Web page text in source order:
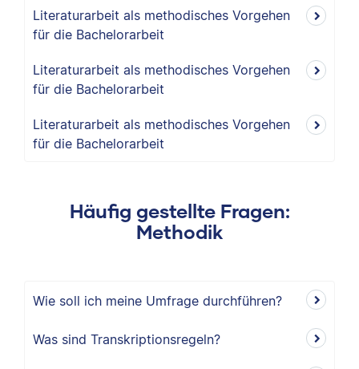
Literaturarbeit als methodisches Vorgehen
für die Bachelorarbeit
Literaturarbeit als methodisches Vorgehen
für die Bachelorarbeit
Literaturarbeit als methodisches Vorgehen
für die Bachelorarbeit
Häufig gestellte Fragen:
Methodik
Wie soll ich meine Umfrage durchführen?
Was sind Transkriptionsregeln?